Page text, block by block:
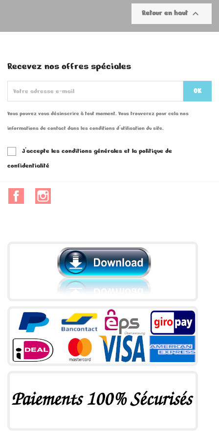
Retour en haut 
Recevez nos offres spéciales
Vous pouvez vous désinscrire à tout moment. Vous trouverez pour cela nos
informations de contact dans les conditions d'utilisation du site.
J'accepte les conditions générales et la politique de
confidentialité
Facebook